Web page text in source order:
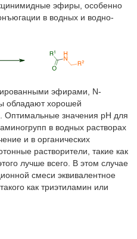
эфиры, особенно
в водных и водно-
эфирами, N-
обладают хорошей
Оптимальные значения pH для
в водных растворах
и в органических
растворители, такие как
лучше всего. В этом случае
смеси эквивалентное
как триэтиламин или